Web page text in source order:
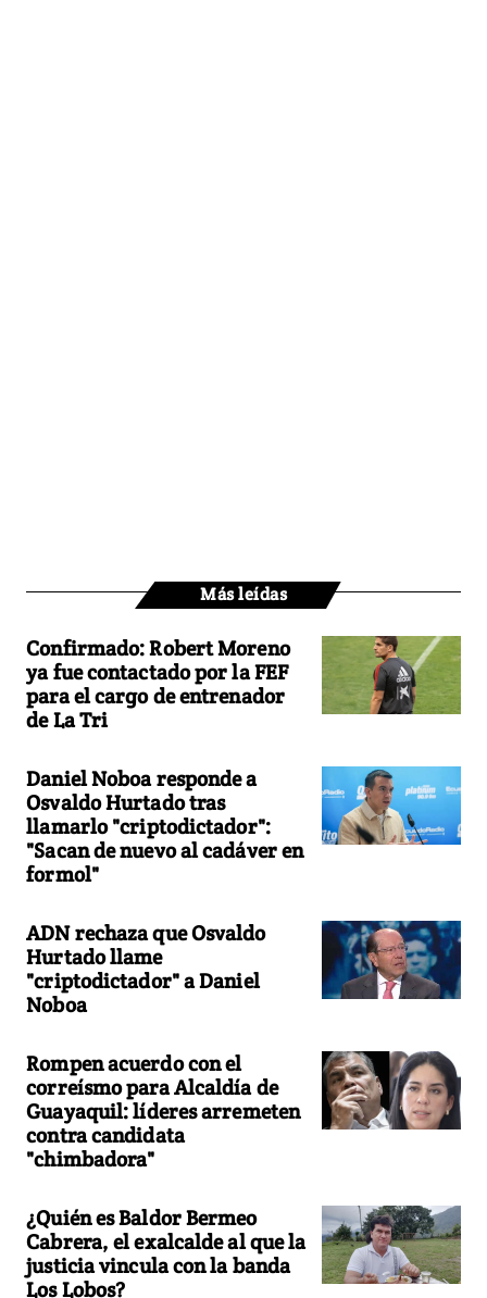
Más leídas
Confirmado: Robert Moreno
ya fue contactado por la FEF
para el cargo de entrenador
de La Tri
Daniel Noboa responde a
Osvaldo Hurtado tras
llamarlo "criptodictador":
"Sacan de nuevo al cadáver en
formol"
ADN rechaza que Osvaldo
Hurtado llame
"criptodictador" a Daniel
Noboa
Rompen acuerdo con el
correísmo para Alcaldía de
Guayaquil: líderes arremeten
contra candidata
"chimbadora"
¿Quién es Baldor Bermeo
Cabrera, el exalcalde al que la
justicia vincula con la banda
Los Lobos?